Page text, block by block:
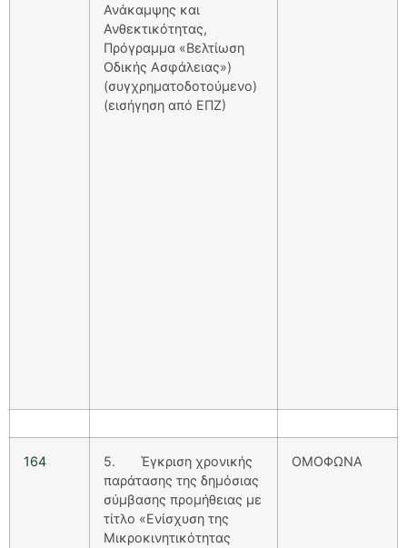
Ανάκαμψης και
Ανθεκτικότητας,
Πρόγραμμα «Βελτίωση
Οδικής Ασφάλειας»)
(συγχρηματοδοτούμενο)
(εισήγηση από ΕΠΖ)
164
5. Έγκριση χρονικής
παράτασης της δημόσιας
σύμβασης προμήθειας με
τίτλο «Ενίσχυση της
Μικροκινητικότητας
ΟΜΟΦΩΝΑ